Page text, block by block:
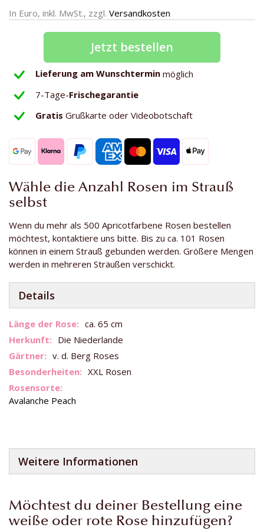
In Euro, inkl. MwSt., zzgl. Versandkosten
Jetzt bestellen
Lieferung am Wunschtermin möglich
7-Tage-Frischegarantie
Gratis Grußkarte oder Videobotschaft
Wähle die Anzahl Rosen im Strauß
selbst
Wenn du mehr als 500 Apricotfarbene Rosen bestellen
möchtest, kontaktiere uns bitte. Bis zu ca. 101 Rosen
können in einem Strauß gebunden werden. Größere Mengen
werden in mehreren Sträußen verschickt.
Details
Weitere
Informationen
ca. 65 cm
Die Niederlande
v. d. Berg Roses
XXL Rosen
Avalanche Peach
Weitere Informationen
Möchtest du deiner Bestellung eine
weiße oder rote Rose hinzufügen?